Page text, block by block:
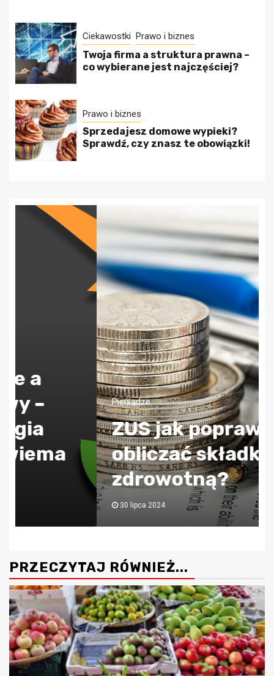
Ciekawostki Prawo i biznes
Twoja firma a struktura prawna –
co wybierane jest najczęściej?
Prawo i biznes
Sprzedajesz domowe wypieki?
Sprawdź, czy znasz te obowiązki!
Pieniądze
ZUS jak poprawnie
obliczać składkę
zdrowotną?
PRZECZYTAJ RÓWNIEŻ...